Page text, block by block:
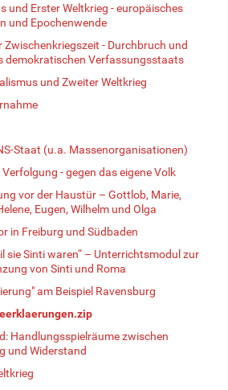
und Erster Weltkrieg - europäisches
und Epochenwende
Zwischenkriegszeit - Durchbruch und
demokratischen Verfassungsstaats
und Zweiter Weltkrieg
Staat (u.a. Massenorganisationen)
- gegen das eigene Volk
vor der Haustür – Gottlob, Marie,
Eugen, Wilhelm und Olga
in Freiburg und Südbaden
sie Sinti waren“ – Unterrichtsmodul zur
von Sinti und Roma
am Beispiel Ravensburg
Handlungsspielräume zwischen
und Widerstand